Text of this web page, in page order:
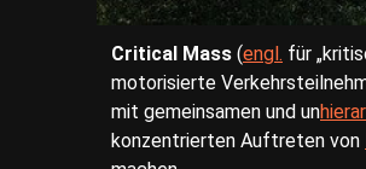
Critical Mass (engl. für
motorisierte
mit gemeinsamen und un
konzentrierten Auftreten von